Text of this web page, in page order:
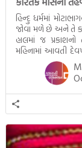
હિન્દુ ધર્મમાં
જોવા મળે છે અને તે
હાલમાં જ
મહિનામાં આવતી
આવતી દેવ ઊઠી
દીક્ષાગ્રહણ, યજ્ઞ,